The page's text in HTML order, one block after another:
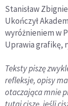
Stanisław
Ukończył
wyróżnieniem w
Uprawia grafikę,
Teksty piszę
refleksje, opisy
otaczająca mnie